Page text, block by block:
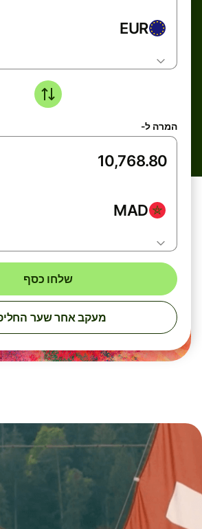
EUR
המרה ל-
MAD
שלחו כסף
מעקב אחר שער החליפין